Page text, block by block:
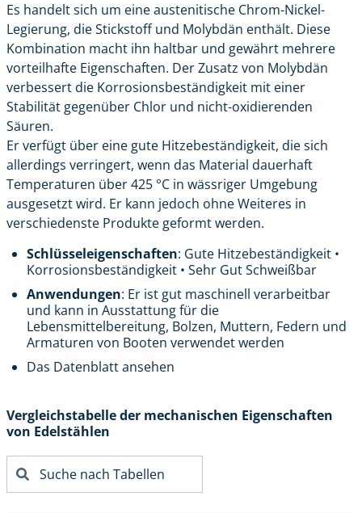
Es handelt sich um eine austenitische Chrom-Nickel-
Legierung, die Stickstoff und Molybdän enthält. Diese
Kombination macht ihn haltbar und gewährt mehrere
vorteilhafte Eigenschaften. Der Zusatz von Molybdän
verbessert die Korrosionsbeständigkeit mit einer
Stabilität gegenüber Chlor und nicht-oxidierenden
Säuren.
Er verfügt über eine gute Hitzebeständigkeit, die sich
allerdings verringert, wenn das Material dauerhaft
Temperaturen über 425 °C in wässriger Umgebung
ausgesetzt wird. Er kann jedoch ohne Weiteres in
verschiedenste Produkte geformt werden.
Schlüsseleigenschaften: Gute Hitzebeständigkeit •
Korrosionsbeständigkeit • Sehr Gut Schweißbar
Anwendungen: Er ist gut maschinell verarbeitbar
und kann in Ausstattung für die
Lebensmittelbereitung, Bolzen, Muttern, Federn und
Armaturen von Booten verwendet werden
Das Datenblatt ansehen
Vergleichstabelle der mechanischen Eigenschaften
von Edelstählen